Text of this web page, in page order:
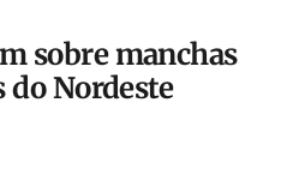
sobre manchas
do Nordeste